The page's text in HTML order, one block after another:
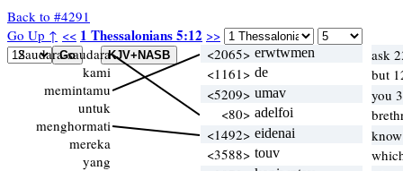
Back to #4291
Go Up ↑ << 1 Thessalonians 5:12 >>
Saudara-saudara
kami
memintamu
untuk
menghormati
mereka
yang
<2065> erwtwmen
ask
<1161> de
but
<5209> umav
you
<80> adelfoi
<1492> eidenai
<3588> touv